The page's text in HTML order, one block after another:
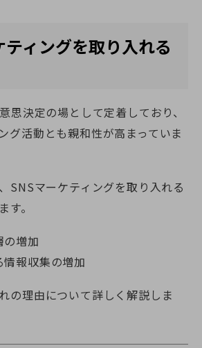
ティングを取り入れる
思決定の場として定着しており、
グ活動とも親和性が高まっていま
SNSマーケティングを取り入れる
す。
の増加
報収集の増加
の理由について詳しく解説しま